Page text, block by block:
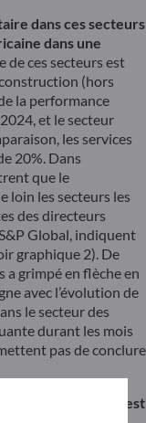
dans ces secteurs
dans une
de ces secteurs est
(hors
la performance
et le secteur
les services
20%. Dans
que le
loin les secteurs les
des directeurs
Global, indiquent
graphique 2). De
a grimpé en flèche en
avec l’évolution de
le secteur des
durant les mois
pas de conclure
brut (PIB), c’est